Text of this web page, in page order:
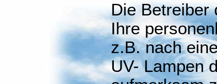
Die Betreiber
Ihre
z.B. nach
UV- Lampen